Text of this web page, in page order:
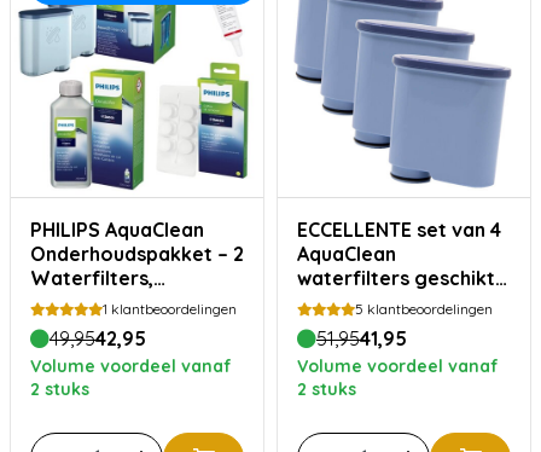
PHILIPS AquaClean
Onderhoudspakket – 2
Waterfilters,
Ontkalker,
Reinigingstabletten &
Siliconenvet
1 klantbeoordelingen
49,9542,95
Volume voordeel vanaf
2 stuks
ECCELLENTE set van 4
AquaClean
waterfilters geschikt
voor Philips Saeco
5 klantbeoordelingen
51,9541,95
Volume voordeel vanaf
2 stuks